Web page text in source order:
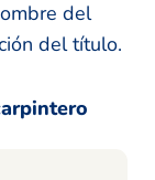
del
del título.